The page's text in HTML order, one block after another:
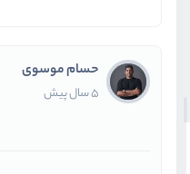
حسام موسوی
5 سال پیش